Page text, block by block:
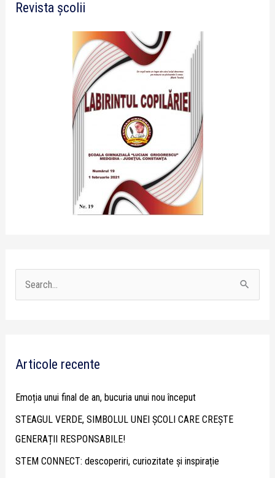
Revista școlii
c
o
r
:
Articole recente
Emoția unui final de an, bucuria unui nou început
STEAGUL VERDE, SIMBOLUL UNEI ȘCOLI CARE CREȘTE
GENERAȚII RESPONSABILE!
STEM CONNECT: descoperiri, curiozitate și inspirație